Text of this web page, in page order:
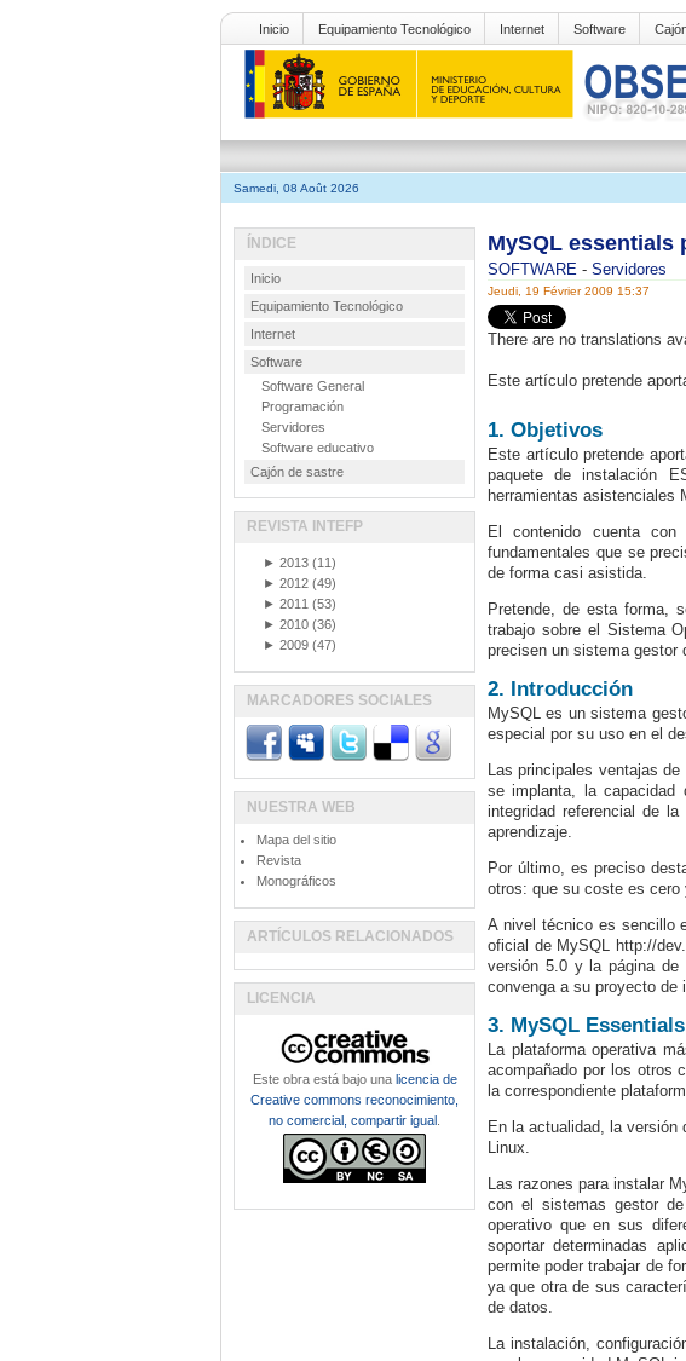
Inicio Equipamiento Tecnológico Internet Software
Samedi, 08 Août 2026
MySQL essentials
SOFTWARE - Servidores
Jeudi, 19 Février 2009 15:37
There are no translations
Este artículo pretende
1. Objetivos
Este artículo pretende
paquete de instalación
herramientas asistenciales
El contenido cuenta
fundamentales que se
de forma casi asistida.
Pretende, de esta forma,
trabajo sobre el Sistema
precisen un sistema gestor
2. Introducción
MySQL es un sistema
especial por su uso en el
Las principales ventajas
se implanta, la
integridad referencial de
aprendizaje.
Por último, es preciso
otros: que su coste es
A nivel técnico es sencillo
oficial de MySQL http://
versión 5.0 y la página de
convenga a su proyecto de
3. MySQL
La plataforma operativa
acompañado por los otros
la correspondiente
En la actualidad, la
Linux.
Las razones para instalar
con el sistemas gestor
operativo que en sus
soportar determinadas
permite poder trabajar de
ya que otra de sus
de datos.
La instalación,
ÍNDICE
Inicio
Equipamiento Tecnológico
Internet
Software
Software General
Programación
Servidores
Software educativo
Cajón de sastre
REVISTA INTEFP
► 2013 (11)
► 2012 (49)
► 2011 (53)
► 2010 (36)
► 2009 (47)
MARCADORES SOCIALES
NUESTRA WEB
Mapa del sitio
Revista
Monográficos
ARTÍCULOS RELACIONADOS
LICENCIA
Este obra está bajo una licencia de
Creative commons reconocimiento,
no comercial, compartir igual